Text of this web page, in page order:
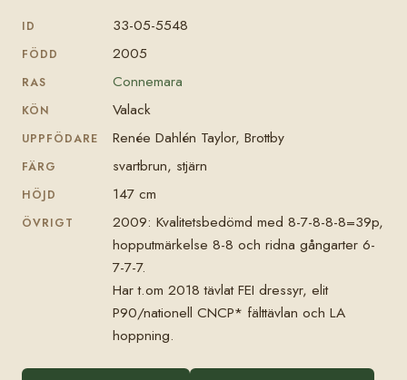
ID 33-05-5548
FÖDD 2005
RAS Connemara
KÖN Valack
UPPFÖDARE Renée Dahlén Taylor, Brottby
FÄRG svartbrun, stjärn
HÖJD 147 cm
ÖVRIGT
2009: Kvalitetsbedömd med 8-7-8-8-8=39p,
hopputmärkelse 8-8 och ridna gångarter 6-
7-7-7.
Har t.om 2018 tävlat FEI dressyr, elit
P90/nationell CNCP* fälttävlan och LA
hoppning.